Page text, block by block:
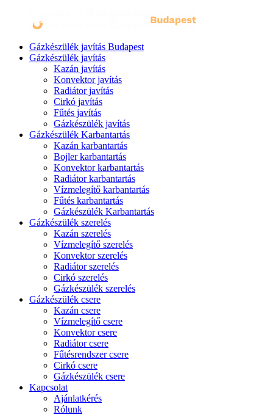
Gázkészülék javítás Budapest
Gázkészülék javítás
Kazán javítás
Konvektor javítás
Radiátor javítás
Cirkó javítás
Fűtés javítás
Gázkészülék javítás
Gázkészülék Karbantartás
Kazán karbantartás
Bojler karbantartás
Konvektor karbantartás
Radiátor karbantartás
Vízmelegítő karbantartás
Fűtés karbantartás
Gázkészülék Karbantartás
Gázkészülék szerelés
Kazán szerelés
Vízmelegítő szerelés
Konvektor szerelés
Radiátor szerelés
Cirkó szerelés
Gázkészülék szerelés
Gázkészülék csere
Kazán csere
Vízmelegítő csere
Konvektor csere
Radiátor csere
Fűtésrendszer csere
Cirkó csere
Gázkészülék csere
Kapcsolat
Ajánlatkérés
Rólunk